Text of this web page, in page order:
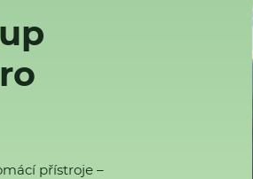
přístroje –